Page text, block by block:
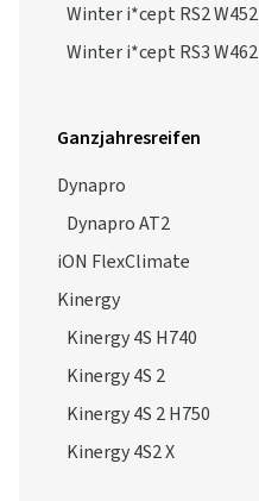
Winter i*cept RS2 W452
Winter i*cept RS3 W462
Ganzjahresreifen
Dynapro
Dynapro AT2
iON FlexClimate
Kinergy
Kinergy 4S H740
Kinergy 4S 2
Kinergy 4S 2 H750
Kinergy 4S2 X